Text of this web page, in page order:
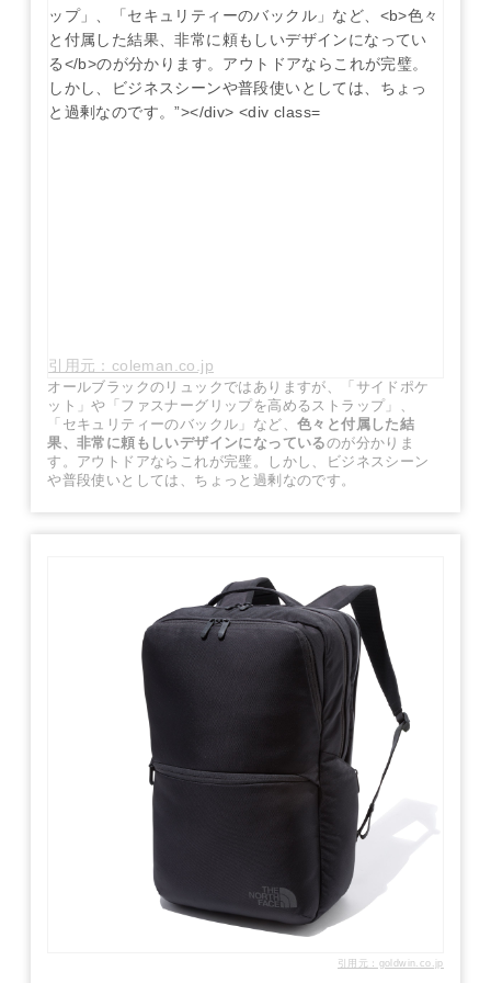
引用元：coleman.co.jp
オールブラックのリュックではありますが、「サイドポケ
ット」や「ファスナーグリップを高めるストラップ」、
「セキュリティーのバックル」など、 色々と付属した結
果、非常に頼もしいデザインになっているのが分かりま
す。アウトドアならこれが完璧。しかし、ビジネスシーン
や普段使いとしては、ちょっと過剰なのです。
引用元：goldwin.co.jp